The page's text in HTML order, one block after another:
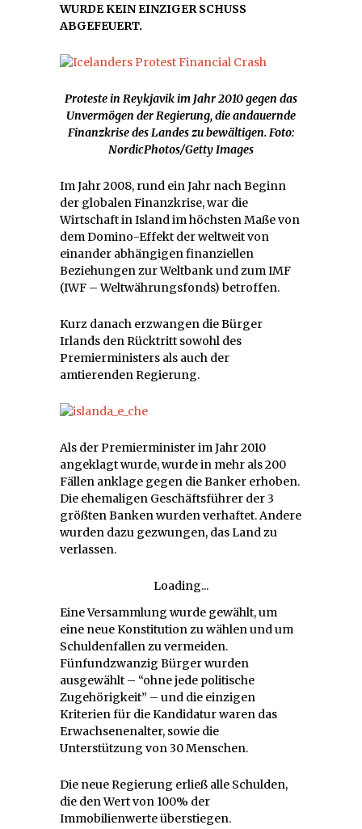
WURDE KEIN EINZIGER SCHUSS
ABGEFEUERT.
Proteste in Reykjavik im Jahr 2010 gegen das
Unvermögen der Regierung, die andauernde
Finanzkrise des Landes zu bewältigen. Foto:
NordicPhotos/Getty Images
Im Jahr 2008, rund ein Jahr nach Beginn
der globalen Finanzkrise, war die
Wirtschaft in Island im höchsten Maße von
dem Domino-Effekt der weltweit von
einander abhängigen finanziellen
Beziehungen zur Weltbank und zum IMF
(IWF – Weltwährungsfonds) betroffen.
Kurz danach erzwangen die Bürger
Irlands den Rücktritt sowohl des
Premierministers als auch der
amtierenden Regierung.
Als der Premierminister im Jahr 2010
angeklagt wurde, wurde in mehr als 200
Fällen anklage gegen die Banker erhoben.
Die ehemaligen Geschäftsführer der 3
größten Banken wurden verhaftet. Andere
wurden dazu gezwungen, das Land zu
verlassen.
Loading...
Eine Versammlung wurde gewählt, um
eine neue Konstitution zu wählen und um
Schuldenfallen zu vermeiden.
Fünfundzwanzig Bürger wurden
ausgewählt – “ohne jede politische
Zugehörigkeit” – und die einzigen
Kriterien für die Kandidatur waren das
Erwachsenenalter, sowie die
Unterstützung von 30 Menschen.
Die neue Regierung erließ alle Schulden,
die den Wert von 100% der
Immobilienwerte überstiegen.